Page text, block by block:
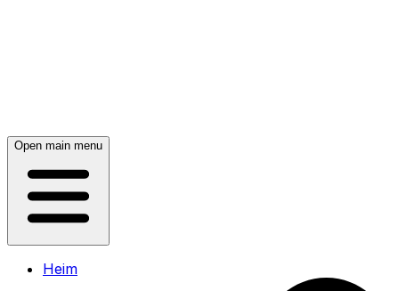
Open main menu
Heim